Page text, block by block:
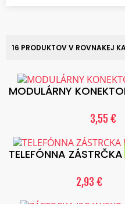
16 PRODUKTOV V ROVNAKEJ
MODULÁRNY
3,55 €
TELEFÓNNA ZÁSTRČKA
2,93 €